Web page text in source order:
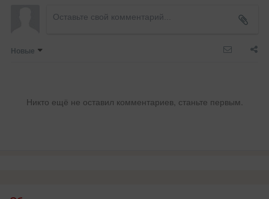
Новые
Никто ещё не оставил комментариев, станьте первым.